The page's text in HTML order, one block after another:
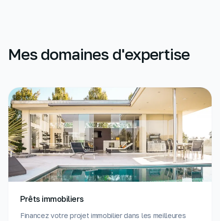
Mes domaines d'expertise
Prêts immobiliers
Financez votre projet immobilier dans les meilleures